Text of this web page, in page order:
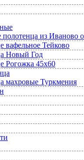
из Иваново
вафельное Тейково
Новый Год
Рогожка 45х60
махровые Туркмения